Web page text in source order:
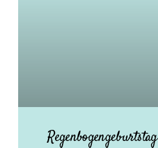
Regenbogengeburtstag